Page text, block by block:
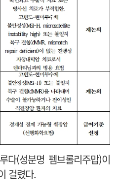
다(성분명 펨브롤리주맙)이
걸렸다.